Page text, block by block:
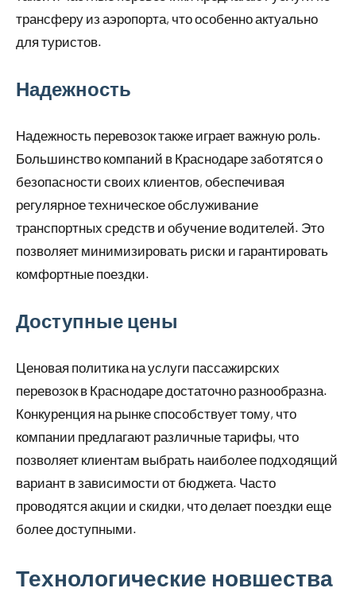
трансферу из аэропорта, что особенно актуально
для туристов.
Надежность
Надежность перевозок также играет важную роль.
Большинство компаний в Краснодаре заботятся о
безопасности своих клиентов, обеспечивая
регулярное техническое обслуживание
транспортных средств и обучение водителей. Это
позволяет минимизировать риски и гарантировать
комфортные поездки.
Доступные цены
Ценовая политика на услуги пассажирских
перевозок в Краснодаре достаточно разнообразна.
Конкуренция на рынке способствует тому, что
компании предлагают различные тарифы, что
позволяет клиентам выбрать наиболее подходящий
вариант в зависимости от бюджета. Часто
проводятся акции и скидки, что делает поездки еще
более доступными.
Технологические новшества